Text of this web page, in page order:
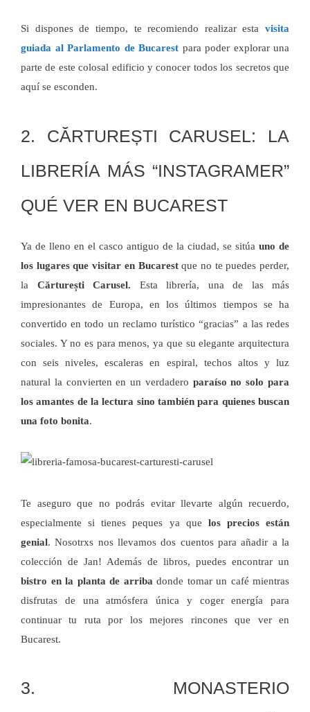
Si dispones de tiempo, te recomiendo realizar esta visita
guiada al Parlamento de Bucarest para poder explorar una
parte de este colosal edificio y conocer todos los secretos que
aquí se esconden.
2. CĂRTUREȘTI CARUSEL: LA
LIBRERÍA MÁS “INSTAGRAMER”
QUÉ VER EN BUCAREST
Ya de lleno en el casco antiguo de la ciudad, se sitúa uno de
los lugares que visitar en Bucarestque no te puedes perder,
la Cărturești Carusel. Esta librería, una de las más
impresionantes de Europa, en los últimos tiempos se ha
convertido en todo un reclamo turístico “gracias” a las redes
sociales. Y no es para menos, ya que su elegante arquitectura
con seis niveles, escaleras en espiral, techos altos y luz
natural la convierten en un verdadero paraíso no solo para
los amantes de la lectura sino también para quienes buscan
una foto bonita.
Te aseguro que no podrás evitar llevarte algún recuerdo,
especialmente si tienes peques ya que los precios están
genial. Nosotrxs nos llevamos dos cuentos para añadir a la
colección de Jan! Además de libros, puedes encontrar un
bistro en la planta de arriba donde tomar un café mientras
disfrutas de una atmósfera única y coger energía para
continuar tu ruta por los mejores rincones que ver en
Bucarest.
3. MONASTERIO